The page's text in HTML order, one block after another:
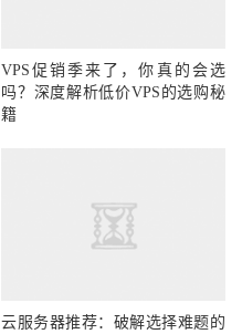
VPS促销季来了，你真的会选
吗？深度解析低价VPS的选购秘
籍
云服务器推荐：破解选择难题的